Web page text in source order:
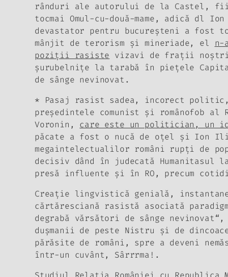
rânduri ale autorului de la Castel,
tocmai Omul-cu-două-mame, adică
devastator pentru bucureşteni a fost
mânjit de terorism şi mineriade, el n-
poziţii rasiste vizavi de fraţii noştri
şurubelniţe la tarabă în pieţele
de sânge nevinovat .
*
Pasaj rasist sadea, incorect politic,
preşedintele comunist şi românofob
Voronin, care este un politician, un
păcate a fost o nucă de oţel şi Ion
megaintelectualilor români rupţi de
decisiv dând în judecată Humanitasul la
presă influente şi în RO, precum
Creaţie lingvistică genială,
cărtăresciană rasistă asociată
degrabă vărsători de sânge
duşmanii de peste Nistru şi de
părăsite de români, spre a deveni
într-un cuvânt, Sârrrma! .